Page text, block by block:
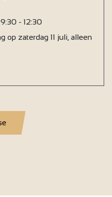
- 12:30
op zaterdag 11 juli, alleen